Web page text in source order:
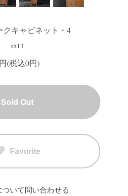
クキャビネット・4
sh13
(税込0円)
Sold Out
Favorite
ついて問い合わせる